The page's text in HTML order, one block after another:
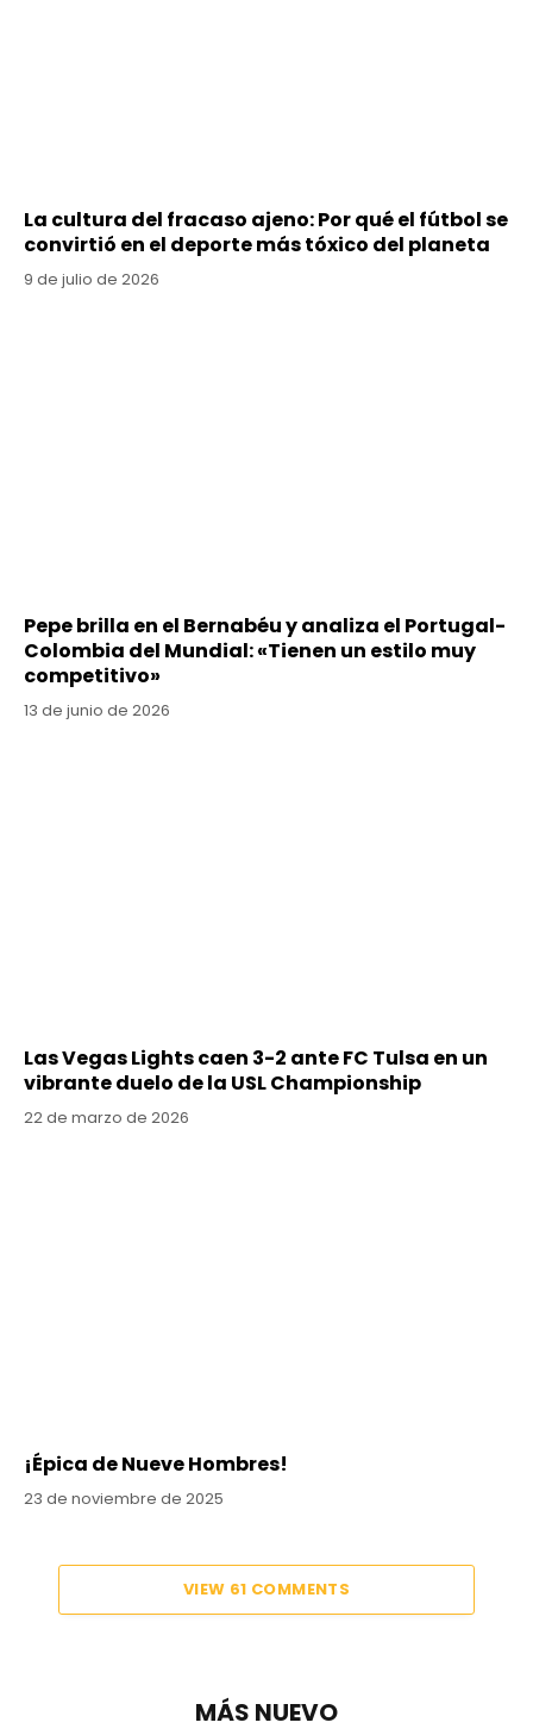
La cultura del fracaso ajeno: Por qué el fútbol se
convirtió en el deporte más tóxico del planeta
9 de julio de 2026
Pepe brilla en el Bernabéu y analiza el Portugal-
Colombia del Mundial: «Tienen un estilo muy
competitivo»
13 de junio de 2026
Las Vegas Lights caen 3-2 ante FC Tulsa en un
vibrante duelo de la USL Championship
22 de marzo de 2026
¡Épica de Nueve Hombres!
23 de noviembre de 2025
VIEW 61 COMMENTS
MÁS NUEVO